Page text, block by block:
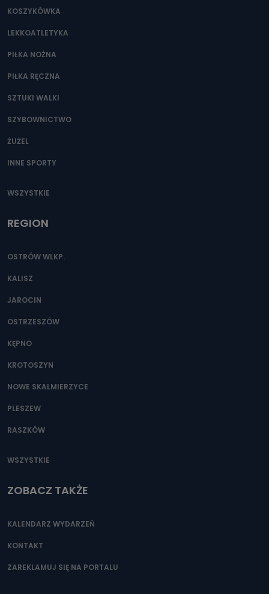
KOSZYKÓWKA
LEKKOATLETYKA
PIŁKA NOŻNA
PIŁKA RĘCZNA
SZTUKI WALKI
SZYBOWNICTWO
ŻUŻEL
INNE SPORTY
WSZYSTKIE
REGION
OSTRÓW WLKP.
KALISZ
JAROCIN
OSTRZESZÓW
KĘPNO
KROTOSZYN
NOWE SKALMIERZYCE
PLESZEW
RASZKÓW
WSZYSTKIE
ZOBACZ TAKŻE
KALENDARZ WYDARZEŃ
KONTAKT
ZAREKLAMUJ SIĘ NA PORTALU